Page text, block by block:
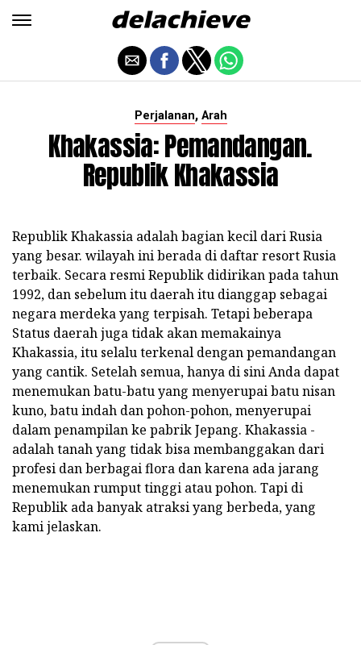
Perjalanan, Arah
Khakassia: Pemandangan.
Republik Khakassia
Republik Khakassia adalah bagian kecil dari Rusia
yang besar. wilayah ini berada di daftar resort Rusia
terbaik. Secara resmi Republik didirikan pada tahun
1992, dan sebelum itu daerah itu dianggap sebagai
negara merdeka yang terpisah. Tetapi beberapa
Status daerah juga tidak akan memakainya
Khakassia, itu selalu terkenal dengan pemandangan
yang cantik. Setelah semua, hanya di sini Anda dapat
menemukan batu-batu yang menyerupai batu nisan
kuno, batu indah dan pohon-pohon, menyerupai
dalam penampilan ke pabrik Jepang. Khakassia -
adalah tanah yang tidak bisa membanggakan dari
profesi dan berbagai flora dan karena ada jarang
menemukan rumput tinggi atau pohon. Tapi di
Republik ada banyak atraksi yang berbeda, yang
kami jelaskan.